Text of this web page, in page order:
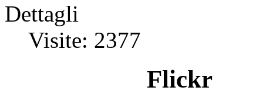
Dettagli
Visite: 2377
Flickr